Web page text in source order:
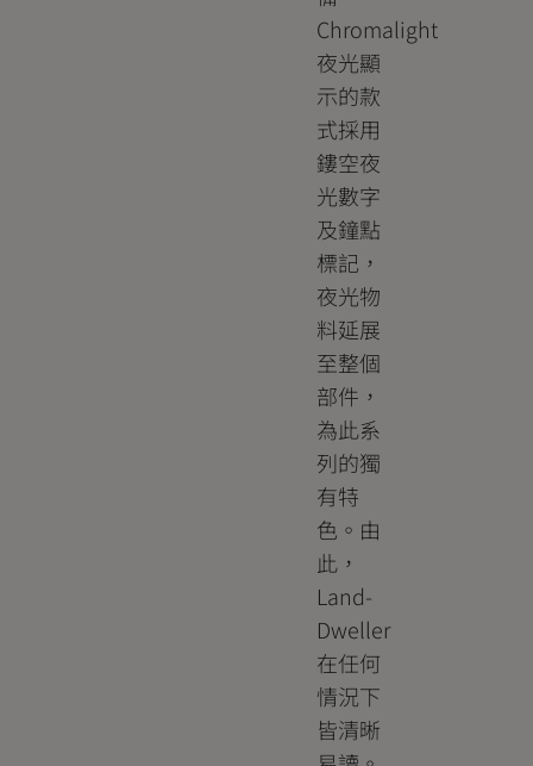
Chromalight
夜光顯
示的款
式採用
鏤空夜
光數字
及鐘點
標記，
夜光物
料延展
至整個
部件，
為此系
列的獨
有特
色。由
此，
Land-
Dweller
在任何
情況下
皆清晰